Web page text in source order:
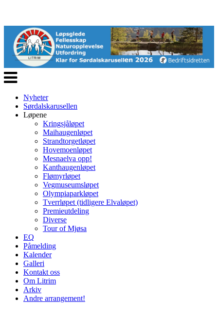
Veksle
navigasjon
Nyheter
Sørdalskarusellen
Løpene
Kringsjåløpet
Maihaugenløpet
Strandtorgetløpet
Hovemoenløpet
Mesnaelva opp!
Kanthaugenløpet
Flømyrløpet
Vegmuseumsløpet
Olympiaparkløpet
Tverrløpet (tidligere Elvaløpet)
Premieutdeling
Diverse
Tour of Mjøsa
EQ
Påmelding
Kalender
Galleri
Kontakt oss
Om Litrim
Arkiv
Andre arrangement!